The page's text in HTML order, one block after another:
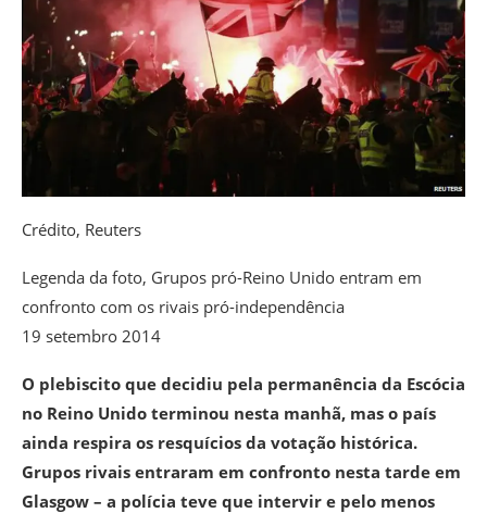
Crédito, Reuters
Legenda da foto, Grupos pró-Reino Unido entram em
confronto com os rivais pró-independência
19 setembro 2014
O plebiscito que decidiu pela permanência da Escócia
no Reino Unido terminou nesta manhã, mas o país
ainda respira os resquícios da votação histórica.
Grupos rivais entraram em confronto nesta tarde em
Glasgow – a polícia teve que intervir e pelo menos